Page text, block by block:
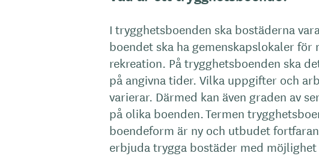
I trygghetsboenden ska bostäderna
boendet ska ha gemenskapslokaler
rekreation. På trygghetsboenden ska
på angivna tider. Vilka uppgifter och
varierar. Därmed kan även graden av
på olika boenden. Termen
boendeform är ny och utbudet
erbjuda trygga bostäder med